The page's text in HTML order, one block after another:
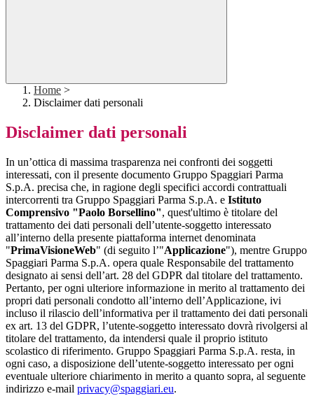
Home >
Disclaimer dati personali
Disclaimer dati personali
In un’ottica di massima trasparenza nei confronti dei soggetti
interessati, con il presente documento Gruppo Spaggiari Parma
S.p.A. precisa che, in ragione degli specifici accordi contrattuali
intercorrenti tra Gruppo Spaggiari Parma S.p.A. e Istituto
Comprensivo "Paolo Borsellino", quest'ultimo è titolare del
trattamento dei dati personali dell’utente-soggetto interessato
all’interno della presente piattaforma internet denominata
"PrimaVisioneWeb" (di seguito l’"Applicazione"), mentre Gruppo
Spaggiari Parma S.p.A. opera quale Responsabile del trattamento
designato ai sensi dell’art. 28 del GDPR dal titolare del trattamento.
Pertanto, per ogni ulteriore informazione in merito al trattamento dei
propri dati personali condotto all’interno dell’Applicazione, ivi
incluso il rilascio dell’informativa per il trattamento dei dati personali
ex art. 13 del GDPR, l’utente-soggetto interessato dovrà rivolgersi al
titolare del trattamento, da intendersi quale il proprio istituto
scolastico di riferimento. Gruppo Spaggiari Parma S.p.A. resta, in
ogni caso, a disposizione dell’utente-soggetto interessato per ogni
eventuale ulteriore chiarimento in merito a quanto sopra, al seguente
indirizzo e-mail privacy@spaggiari.eu.